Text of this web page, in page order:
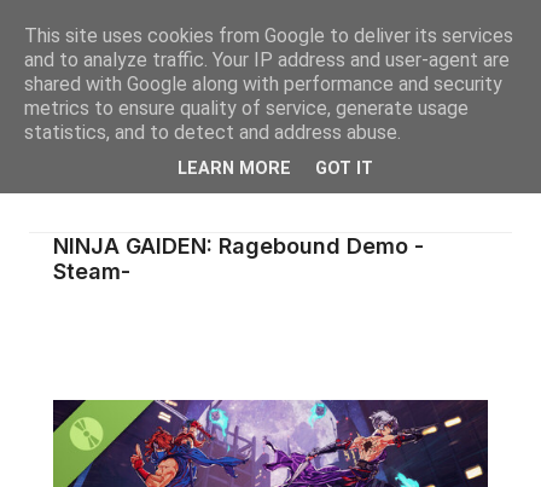
NINJA GAIDEN: Ragebound Demo -
Steam-
This site uses cookies from Google to deliver its services
and to analyze traffic. Your IP address and user-agent are
shared with Google along with performance and security
metrics to ensure quality of service, generate usage
statistics, and to detect and address abuse.
LEARN MORE GOT IT